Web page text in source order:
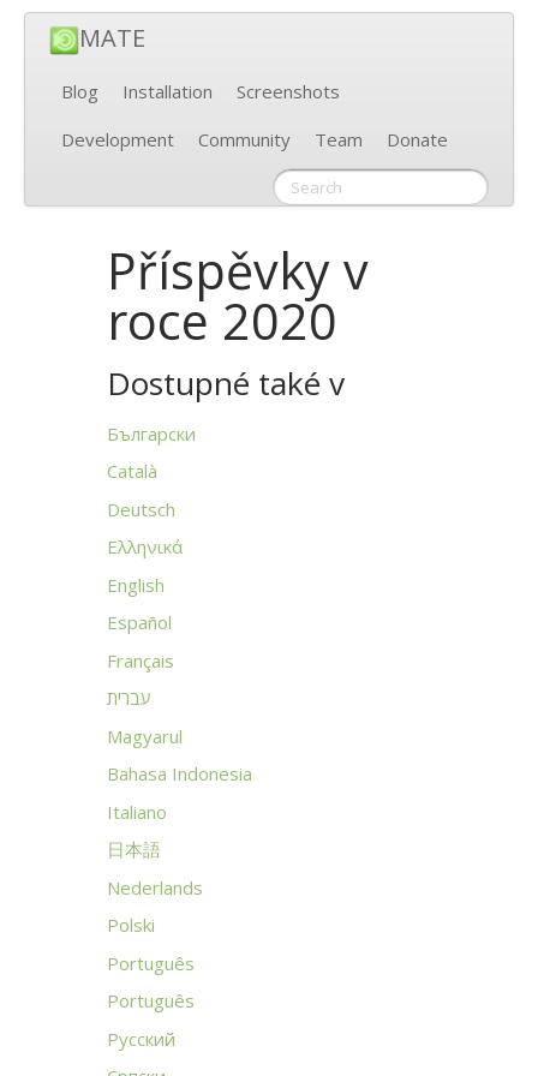
MATE
Blog Installation
Screenshots
Development
Community Team Donate
Příspěvky v
roce 2020
Dostupné také v
Български
Català
Deutsch
Ελληνικά
English
Español
Français
עברית
Magyarul
Bahasa Indonesia
Italiano
日本語
Nederlands
Polski
Português
Português
Русский